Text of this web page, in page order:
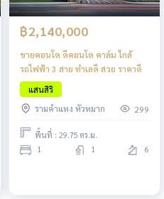
฿2,140,000
ขายคอนโด ดีคอนโด คาล์ม ใกล้
รถไฟฟ้า 3 สาย ทำเลดี สวย ราคาดี
แสนสิริ
รามคำแหง หัวหมาก
299
พื้นที่ : 29.75 ตร.ม.
1 1 6